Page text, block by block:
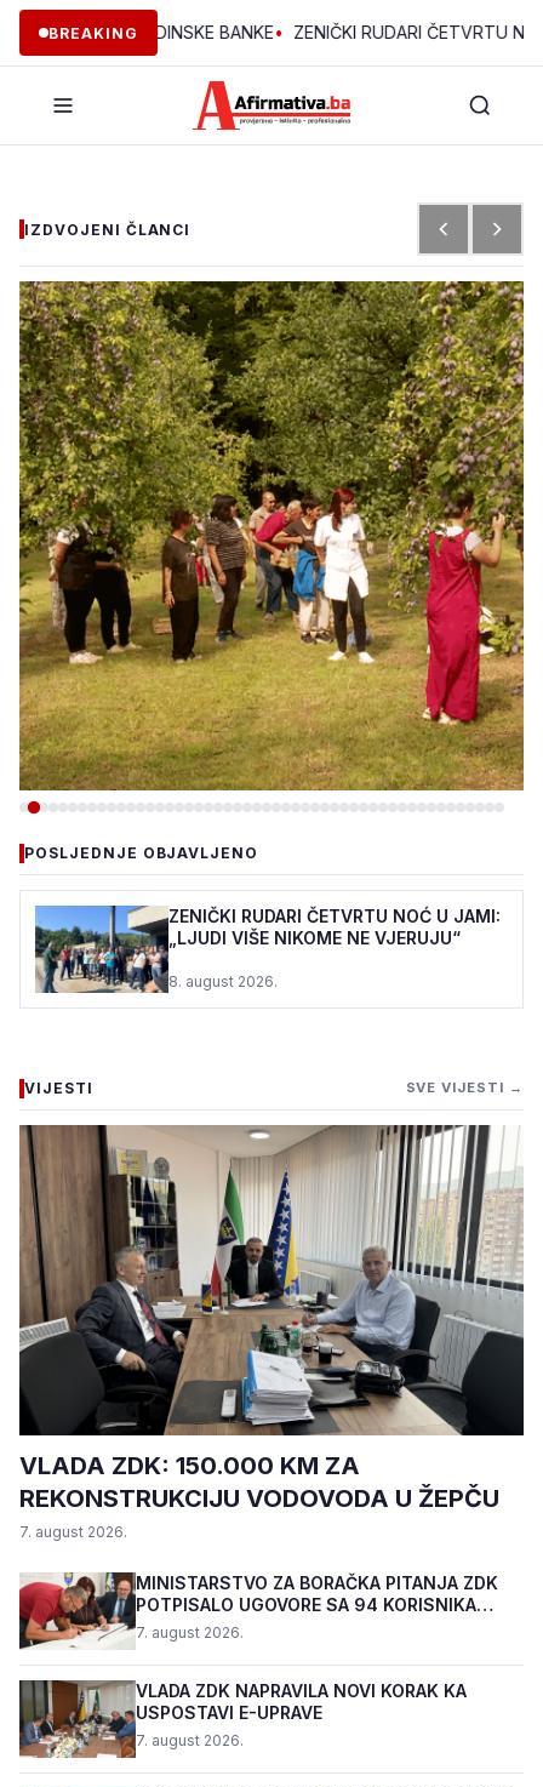
BREAKING
OMLADINSKE BANKE• ZENIČKI RUDARI ČETVRTU NOĆ U
IZDVOJENI ČLANCI
PC DUJE: ŠTIĆENICI I OVE
GODINE U VOĆNJAKU
MIRSADA DURMIĆA
7. august 2026.•132 pregleda
POSLJEDNJE OBJAVLJENO
ZENIČKI RUDARI ČETVRTU NOĆ U JAMI:
„LJUDI VIŠE NIKOME NE VJERUJU“
8. august 2026.
VIJESTI SVE VIJESTI →
VLADA ZDK: 150.000 KM ZA
REKONSTRUKCIJU VODOVODA U ŽEPČU
7. august 2026.
MINISTARSTVO ZA BORAČKA PITANJA ZDK
POTPISALO UGOVORE SA 94 KORISNIKA
PROGRAMA "BIZNIS PL...
7. august 2026.
VLADA ZDK NAPRAVILA NOVI KORAK KA
USPOSTAVI E-UPRAVE
7. august 2026.